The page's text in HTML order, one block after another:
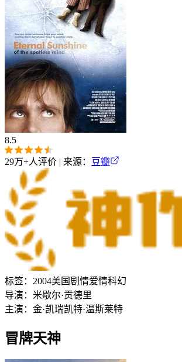
8.5
29万+人评价 | 来源： 豆瓣
标签： 2004美国 剧情爱情科幻
导演： 米歇尔·贡德里
主演： 金·凯瑞凯特·温斯莱特
冒牌天神